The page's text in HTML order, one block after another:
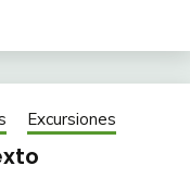
Excursiones